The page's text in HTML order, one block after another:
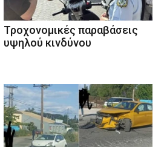
Τροχονομικές παραβάσεις
υψηλού κινδύνου